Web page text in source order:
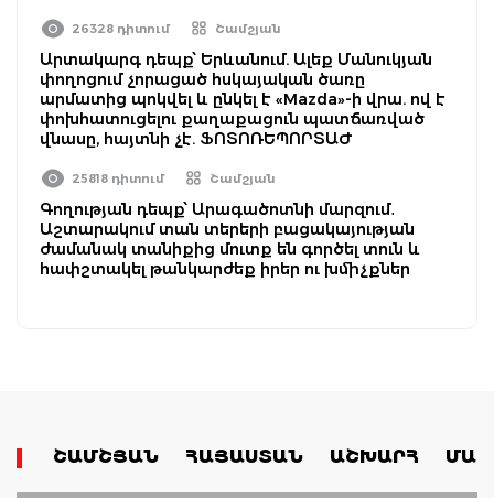
26328 դիտում Շամշյան
Արտակարգ դեպք՝ Երևանում. Ալեք Մանուկյան
փողոցում չորացած հսկայական ծառը
արմատից պոկվել և ընկել է «Mazda»-ի վրա. ով է
փոխհատուցելու քաղաքացուն պատճառված
վնասը, հայտնի չէ. ՖՈՏՈՌԵՊՈՐՏԱԺ
25818 դիտում Շամշյան
Գողության դեպք՝ Արագածոտնի մարզում․
Աշտարակում տան տերերի բացակայության
ժամանակ տանիքից մուտք են գործել տուն և
հափշտակել թանկարժեք իրեր ու խմիչքներ
ՇԱՄՇՅԱՆ ՀԱՅԱՍՏԱՆ ԱՇԽԱՐՀ